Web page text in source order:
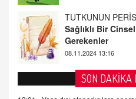
FARUK ÖNALAN
Tezkere
2 Kasım 2021 Salı 00:11
AV. DOĞAN CAN
Kişisel verilerin
SON DAKİKA